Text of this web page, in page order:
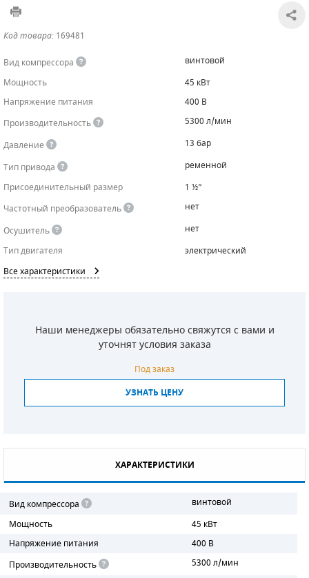
Код товара: 169481
Вид компрессора
винтовой
Мощность
45 кВт
Напряжение питания
400 В
Производительность
5300 л/мин
Давление
13 бар
Тип привода
ременной
Присоединительный размер
1 ½”
Частотный преобразователь
нет
Осушитель
нет
Тип двигателя
электрический
Все характеристики
Наши менеджеры обязательно свяжутся с вами и
уточнят условия заказа
Под заказ
УЗНАТЬ ЦЕНУ
ХАРАКТЕРИСТИКИ
Вид компрессора
винтовой
Мощность
45 кВт
Напряжение питания
400 В
Производительность
5300 л/мин
ЧИЛЛЕРЫ
КОНТЕЙНЕРЫ ДЛЯ ОБОРУДОВАНИЯ
БЕНЗИНОВЫЕ МОТОПОМПЫ
ДИЗЕЛЬНЫЕ МОТОПОМПЫ
ОСВЕТИТЕЛЬНЫЕ МАЧТЫ
ЛЕНТОЧНОПИЛЬНЫЕ СТАНКИ
ПРЕДОХРАНИТЕЛЬНЫЕ КЛАПАНЫ
ВПУСКНЫЕ КЛАПАНЫ
ОБРАТНЫЕ КЛАПАНЫ
КЛАПАНЫ МИНИМАЛЬНОГО ДАВЛЕНИЯ
ДАТЧИКИ
ЗАПЧАСТИ ДЛЯ ВИНТОВЫХ КОМПРЕССОРОВ
СМЕННЫЕ ЭЛЕМЕНТЫ МАГИСТРАЛЬНЫХ
ДЛЯ АДСОРБЦИОННЫХ ОСУШИТЕЛЕЙ
ФИЛЬТРЫ ТОПЛИВНЫЕ